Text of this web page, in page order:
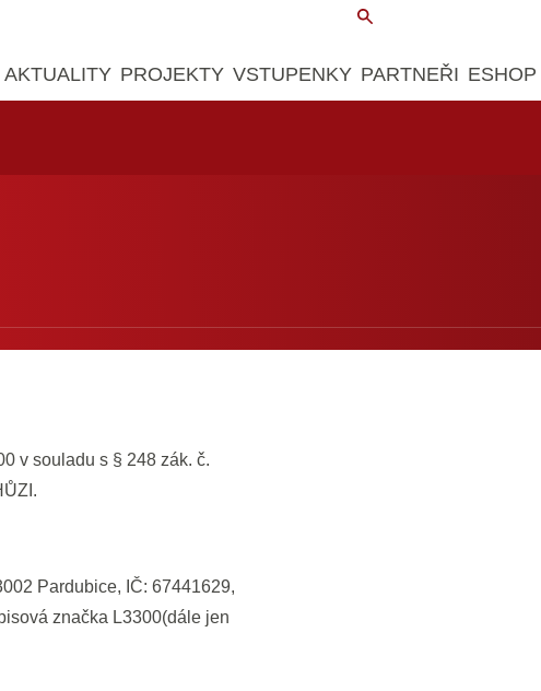
AKTUALITY PROJEKTY VSTUPENKY PARTNEŘI ESHOP
v souladu s § 248 zák. č.
Pardubice, IČ: 67441629,
značka L3300(dále jen